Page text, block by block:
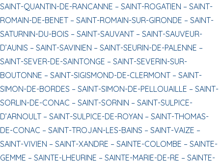
SAINT-QUANTIN-DE-RANCANNE – SAINT-ROGATIEN – SAINT-
ROMAIN-DE-BENET – SAINT-ROMAIN-SUR-GIRONDE – SAINT-
SATURNIN-DU-BOIS – SAINT-SAUVANT – SAINT-SAUVEUR-
D’AUNIS – SAINT-SAVINIEN – SAINT-SEURIN-DE-PALENNE –
SAINT-SEVER-DE-SAINTONGE – SAINT-SEVERIN-SUR-
BOUTONNE – SAINT-SIGISMOND-DE-CLERMONT – SAINT-
SIMON-DE-BORDES – SAINT-SIMON-DE-PELLOUAILLE – SAINT-
SORLIN-DE-CONAC – SAINT-SORNIN – SAINT-SULPICE-
D’ARNOULT – SAINT-SULPICE-DE-ROYAN – SAINT-THOMAS-
DE-CONAC – SAINT-TROJAN-LES-BAINS – SAINT-VAIZE –
SAINT-VIVIEN – SAINT-XANDRE – SAINTE-COLOMBE – SAINTE-
GEMME – SAINTE-LHEURINE – SAINTE-MARIE-DE-RE – SAINTE-